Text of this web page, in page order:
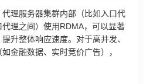
理服务器集群内部（比如入口代
理之间）使用RDMA，可以显著
升整体响应速度。对于高并发、
金融数据、实时竞价广告），